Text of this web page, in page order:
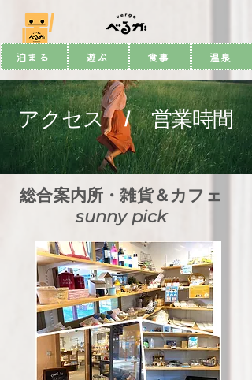
泊まる 遊ぶ 食事 温泉
アクセス / 営業時間
総合案内所・雑貨＆カフェ
sunny pick